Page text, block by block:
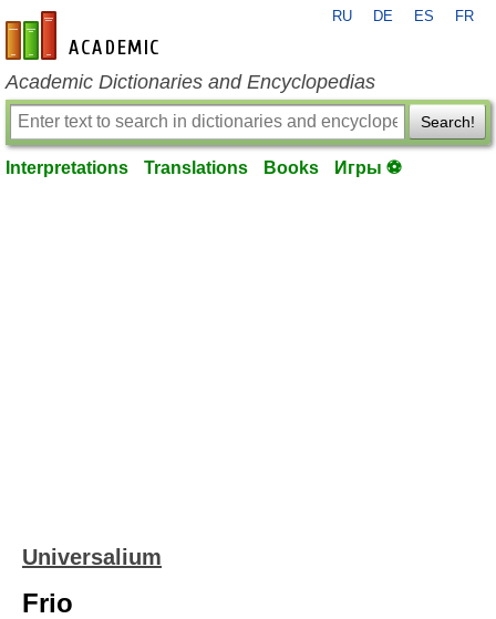
en-academic.com
RU DE ES FR
Academic Dictionaries and Encyclopedias
Search!
Interpretations Translations Books Игры ⚽
Universalium
Frio